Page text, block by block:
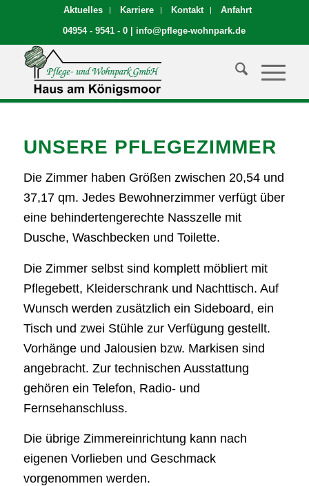
Aktuelles Karriere Kontakt
Anfahrt
04954 - 9541 - 0
info@pflege-wohnpark.de
UNSERE PFLEGEZIMMER
Die Zimmer haben Größen zwischen 20,54 und
37,17 qm. Jedes Bewohnerzimmer verfügt über
eine behindertengerechte Nasszelle mit
Dusche, Waschbecken und Toilette.
Die Zimmer selbst sind komplett möbliert mit
Pflegebett, Kleiderschrank und Nachttisch. Auf
Wunsch werden zusätzlich ein Sideboard, ein
Tisch und zwei Stühle zur Verfügung gestellt.
Vorhänge und Jalousien bzw. Markisen sind
angebracht. Zur technischen Ausstattung
gehören ein Telefon, Radio- und
Fernsehanschluss.
Die übrige Zimmereinrichtung kann nach
eigenen Vorlieben und Geschmack
vorgenommen werden.